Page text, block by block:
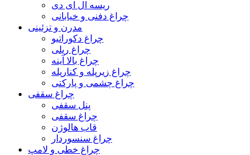
ریسه ال ای دی
چراغ دفنی و خیابانی
مدرن و تزئینی
چراغ دکوراتیو
چراغ ریلی
چراغ بالا آینه
چراغ زیرپله و کنارپله
چراغ چشمی و پارکتی
چراغ سقفی
پنل سقفی
چراغ سقفی
قاب هالوژن
چراغ سنسوردار
چراغ خطی و لامپ